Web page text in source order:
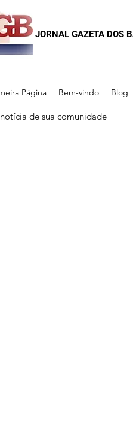
JORNAL GAZETA DOS
Página Bem-vindo Blog
de sua comunidade